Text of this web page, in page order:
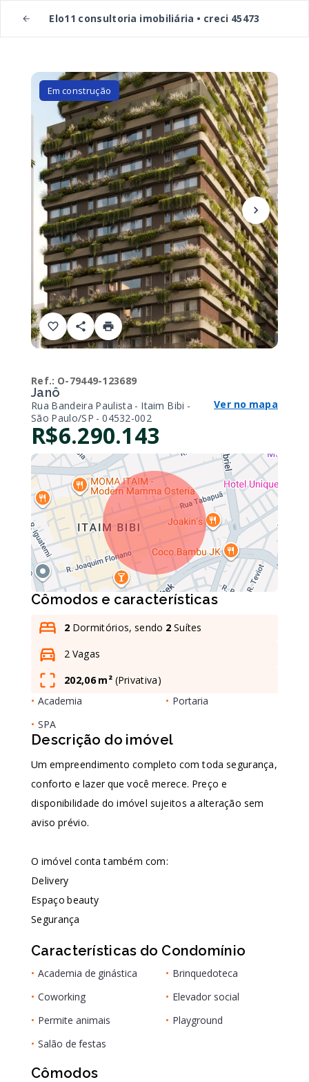
Elo11 consultoria imobiliária • creci 45473
Em construção
Ref.: O-79449-123689
Janô
Rua Bandeira Paulista - Itaim Bibi -
São Paulo/SP - 04532-002
Ver no mapa
R$6.290.143
Cômodos e características
2 Dormitórios, sendo 2 Suítes
2 Vagas
202,06 m² (Privativa)
• Academia • Portaria
• SPA
Descrição do imóvel
Um empreendimento completo com toda segurança,
conforto e lazer que você merece. Preço e
disponibilidade do imóvel sujeitos a alteração sem
aviso prévio.
O imóvel conta também com:
Delivery
Espaço beauty
Segurança
Características do Condomínio
• Academia de ginástica • Brinquedoteca
• Coworking • Elevador social
• Permite animais • Playground
• Salão de festas
Cômodos